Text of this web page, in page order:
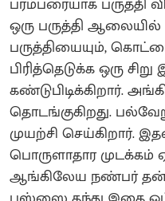
ஒரு பருத்தி
பருத்தியையும்,
பிரித்தெடுக்க ஒரு
கண்டுபிடிக்கிறார்.
தொடங்குகிறது.
முயற்சி செய்கிறார்.
பொருளாதார முடக்கம்
ஆங்கிலேய நண்பர்